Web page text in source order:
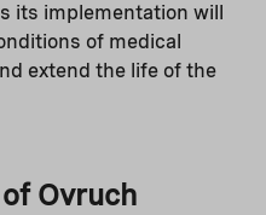
its implementation will
of medical
extend the life of the
Ovruch